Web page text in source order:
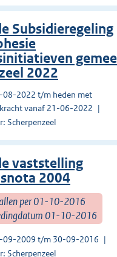
Subsidieregeling
2022
08-2022 t/m heden met
vanaf 21-06-2022
Scherpenzeel
vaststelling
2004
per 01-10-2016
01-10-2016
09-2009 t/m 30-09-2016
Scherpenzeel